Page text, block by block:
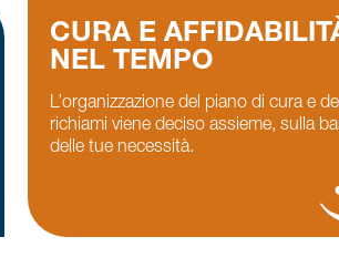
CURA E
NEL TEMPO
L’organizzazione del piano di cura e
richiami viene deciso assieme, sulla
delle tue necessità.